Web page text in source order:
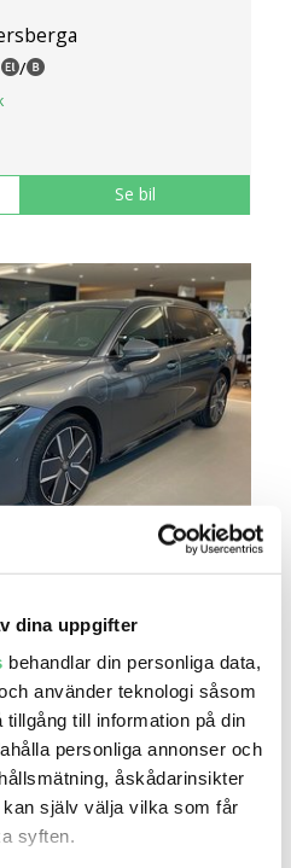
dina uppgifter
behandlar din personliga data,
använder teknologi såsom
till information på din
personliga annonser och
åskådarinsikter
själv välja vilka som får
syften.
/
Se bil
/